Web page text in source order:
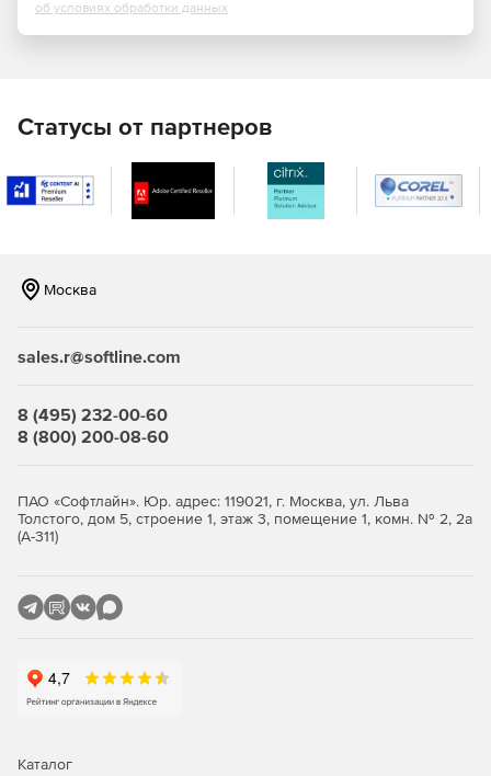
об условиях обработки данных
Статусы от партнеров
Москва
sales.r@softline.com
8 (495) 232-00-60
8 (800) 200-08-60
ПАО «Софтлайн». Юр. адрес: 119021, г. Москва, ул. Льва
Толстого, дом 5, строение 1, этаж 3, помещение 1, комн. № 2, 2а
(А-311)
Каталог